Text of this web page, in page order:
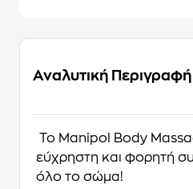
Αναλυτική Περιγραφή
Το Manipol Body
εύχρηστη και φορητή
όλο το σώμα!